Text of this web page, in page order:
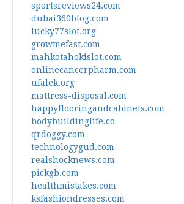
sportsreviews24.com
dubai360blog.com
lucky77slot.org
growmefast.com
mahkotahokislot.com
onlinecancerpharm.com
ufalek.org
mattress-disposal.com
happyflooringandcabinets.com
bodybuildinglife.co
qrdoggy.com
technologygud.com
realshocknews.com
pickgb.com
healthmistakes.com
ksfashiondresses.com